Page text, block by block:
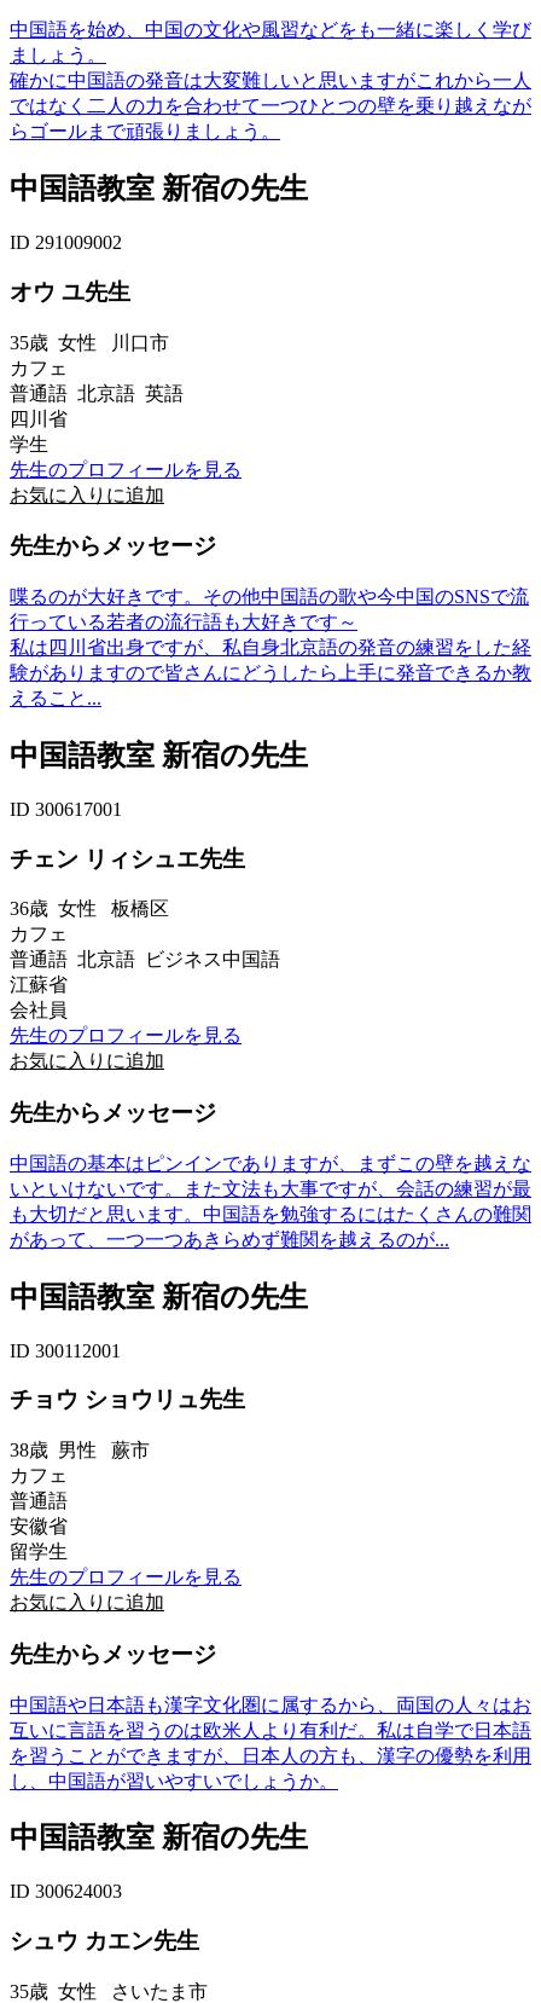
中国語を始め、中国の文化や風習などをも一緒に楽しく学び
ましょう。
確かに中国語の発音は大変難しいと思いますがこれから一人
ではなく二人の力を合わせて一つひとつの壁を乗り越えなが
らゴールまで頑張りましょう。
中国語教室 新宿の先生
ID 291009002
オウ ユ先生
35歳 女性 川口市
カフェ
普通語 北京語 英語
四川省
学生
先生のプロフィールを見る
お気に入りに追加
先生からメッセージ
喋るのが大好きです。その他中国語の歌や今中国のSNSで流
行っている若者の流行語も大好きです～
私は四川省出身ですが、私自身北京語の発音の練習をした経
験がありますので皆さんにどうしたら上手に発音できるか教
えること...
中国語教室 新宿の先生
ID 300617001
チェン リィシュエ先生
36歳 女性 板橋区
カフェ
普通語 北京語 ビジネス中国語
江蘇省
会社員
先生のプロフィールを見る
お気に入りに追加
先生からメッセージ
中国語の基本はピンインでありますが、まずこの壁を越えな
いといけないです。また文法も大事ですが、会話の練習が最
も大切だと思います。中国語を勉強するにはたくさんの難関
があって、一つ一つあきらめず難関を越えるのが...
中国語教室 新宿の先生
ID 300112001
チョウ ショウリュ先生
38歳 男性 蕨市
カフェ
普通語
安徽省
留学生
先生のプロフィールを見る
お気に入りに追加
先生からメッセージ
中国語や日本語も漢字文化圏に属するから、両国の人々はお
互いに言語を習うのは欧米人より有利だ。私は自学で日本語
を習うことができますが、日本人の方も、漢字の優勢を利用
し、中国語が習いやすいでしょうか。
中国語教室 新宿の先生
ID 300624003
シュウ カエン先生
35歳 女性 さいたま市